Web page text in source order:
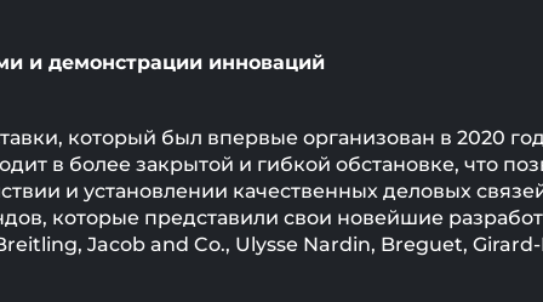
и демонстрации инноваций
который был впервые организован в 2020
в более закрытой и гибкой обстановке, что
и установлении качественных деловых
которые представили свои новейшие
Jacob and Co., Ulysse Nardin, Breguet,